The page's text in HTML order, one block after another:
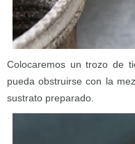
Colocaremos un trozo de
pueda obstruirse con la
sustrato preparado.